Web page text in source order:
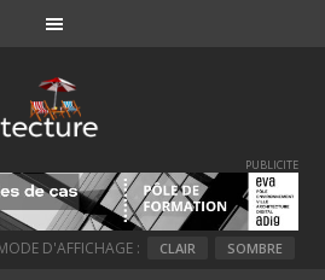
PUBLICITE
D'AFFICHAGE : CLAIR SOMBRE